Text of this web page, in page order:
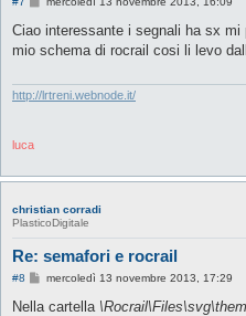
s
a
i
Ciao interessante i segnali ha sx
mio schema di rocrail cosi li levo
http://lrtreni.webnode.it/
luca
christian corradi
PlasticoDigitale
Re: semafori e rocrail
#8
M
s
mercoledì 13 novembre 2013, 17:29
Nella cartella